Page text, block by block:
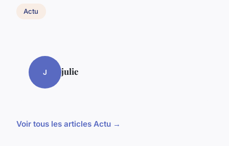
Actu
J julie
Voir tous les articles Actu →